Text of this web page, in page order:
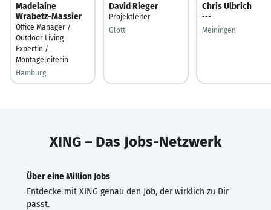
Madelaine
Wrabetz-Massier
Office Manager /
Outdoor Living
Expertin /
Montageleiterin
Hamburg
David Rieger
Projektleiter
Glött
Chris Ulbrich
---
Meiningen
XING – Das Jobs-Netzwerk
Über eine Million Jobs
Entdecke mit XING genau den Job, der wirklich zu Dir
passt.